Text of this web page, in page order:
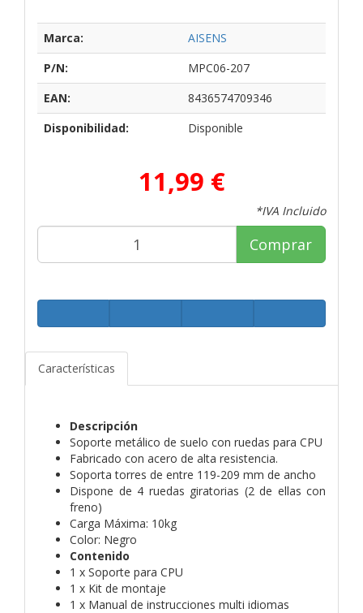
Marca:
AISENS
P/N:
MPC06-207
EAN:
8436574709346
Disponibilidad:
Disponible
11,99 €
*IVA Incluido
Comprar
Características
Descripción
Soporte metálico de suelo con ruedas para CPU
Fabricado con acero de alta resistencia.
Soporta torres de entre 119-209 mm de ancho
Dispone de 4 ruedas giratorias (2 de ellas con
freno)
Carga Máxima: 10kg
Color: Negro
Contenido
1 x Soporte para CPU
1 x Kit de montaje
1 x Manual de instrucciones multi idiomas